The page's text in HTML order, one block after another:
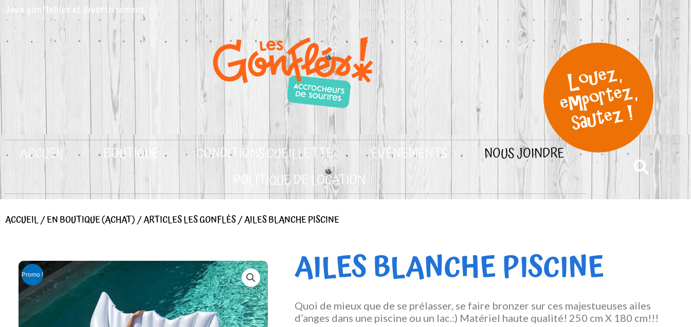
Aller
au
contenu
Jeux gonflables et divertissement
ACCUEIL BOUTIQUE CONDITIONS CUEILLETTE ÉVÉNEMENTS
NOUS JOINDRE
POLITIQUE DE LOCATION
ACCUEIL/EN BOUTIQUE (ACHAT)/ARTICLES LES GONFLÉS/ AILES BLANCHE PISCINE
Promo ! AILES BLANCHE PISCINE
Quoi de mieux que de se prélasser, se faire bronzer sur ces majestueuses ailes
d’anges dans une piscine ou un lac.:) Matériel haute qualité! 250 cm X 180 cm!!!